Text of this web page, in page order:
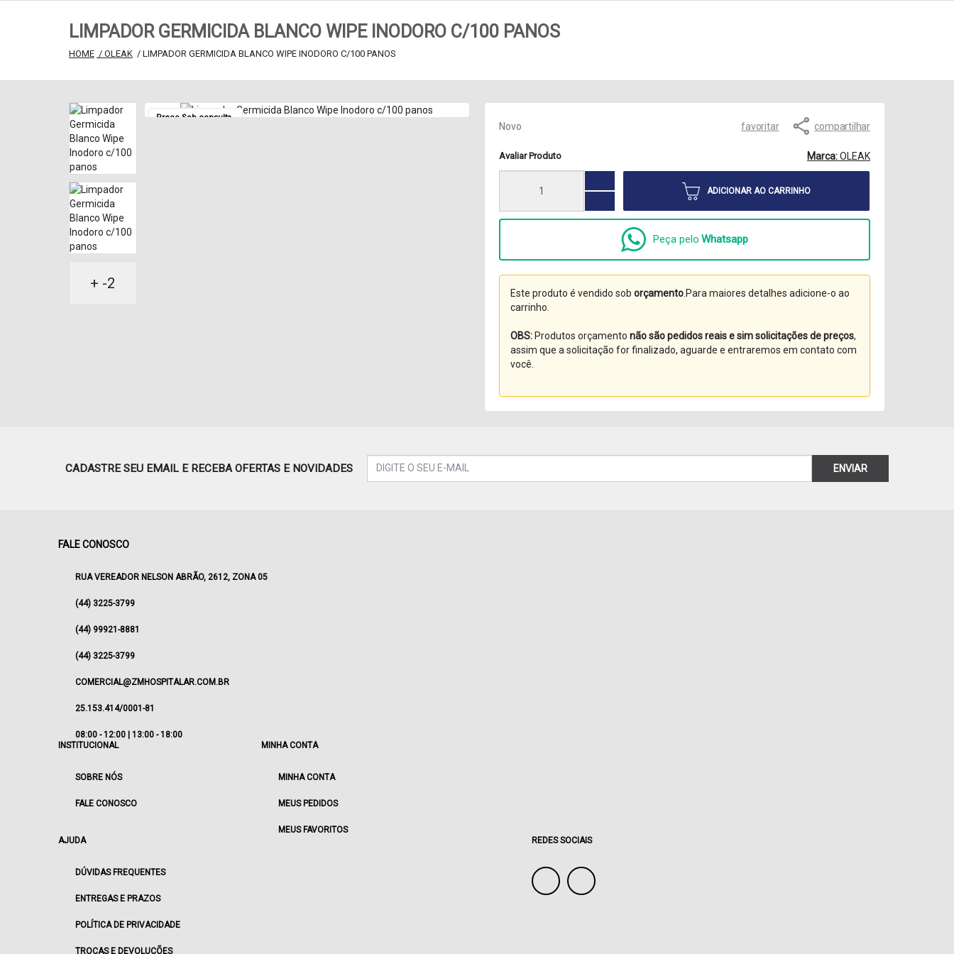
LIMPADOR GERMICIDA BLANCO WIPE INODORO C/100 PANOS
HOME / OLEAK / LIMPADOR GERMICIDA BLANCO WIPE INODORO C/100 PANOS
Preço Sob consulta
+ -2
Novo favoritar compartilhar
Avaliar Produto Marca:OLEAK
ADICIONAR AO CARRINHO
Peça pelo Whatsapp
Este produto é vendido sob orçamento .Para maiores detalhes adicione-o ao
carrinho.
OBS: Produtos orçamento não são pedidos reais e sim solicitações de preços,
assim que a solicitação for finalizado, aguarde e entraremos em contato com
você.
CADASTRE SEU EMAIL E RECEBA OFERTAS E NOVIDADES ENVIAR
FALE CONOSCO
RUA VEREADOR NELSON ABRÃO, 2612, ZONA 05
(44) 3225-3799
(44) 99921-8881
(44) 3225-3799
COMERCIAL@ZMHOSPITALAR.COM.BR
25.153.414/0001-81
08:00 - 12:00 | 13:00 - 18:00
INSTITUCIONAL
SOBRE NÓS
FALE CONOSCO
MINHA CONTA
MINHA CONTA
MEUS PEDIDOS
MEUS FAVORITOS
AJUDA
DÚVIDAS FREQUENTES
ENTREGAS E PRAZOS
POLÍTICA DE PRIVACIDADE
TROCAS E DEVOLUÇÕES
REDES SOCIAIS